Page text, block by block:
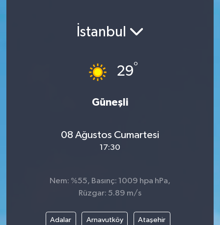
İstanbul
29°
Güneşli
08 Ağustos Cumartesi
17:30
Nem: %55, Basınç: 1009 hpa hPa,
Rüzgar: 5.89 m/s
Adalar Arnavutköy Ataşehir